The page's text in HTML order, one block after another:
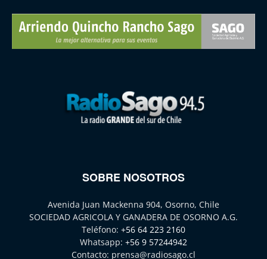
SOBRE NOSOTROS
Avenida Juan Mackenna 904, Osorno, Chile
SOCIEDAD AGRICOLA Y GANADERA DE OSORNO A.G.
Teléfono: +56 64 223 2160
Whatsapp: +56 9 57244942
Contacto: prensa@radiosago.cl